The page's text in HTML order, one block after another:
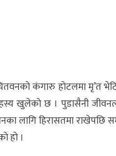
क‌ंगारु हाेटलमा मृ’त
रहस्य खुलेकाे छ । पुडासैनी
लागि हिरासतमा राखेपछि
हाे ।